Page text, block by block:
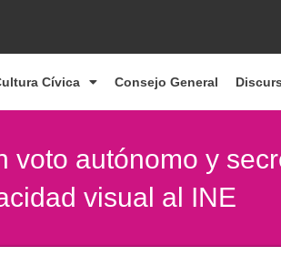
Cívica Consejo General
voto autónomo y
visual al INE